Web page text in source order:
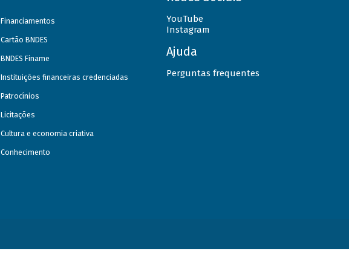
Financiamentos
Cartão BNDES
BNDES Finame
Instituições financeiras credenciadas
Patrocínios
Licitações
Cultura e economia criativa
Conhecimento
YouTube
Instagram
Ajuda
Perguntas frequentes